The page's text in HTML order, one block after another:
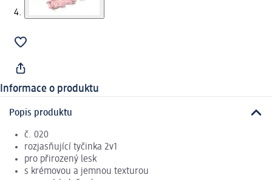
Informace o produktu
Popis produktu
č. 020
rozjasňující tyčinka 2v1
pro přirozený lesk
s krémovou a jemnou texturou